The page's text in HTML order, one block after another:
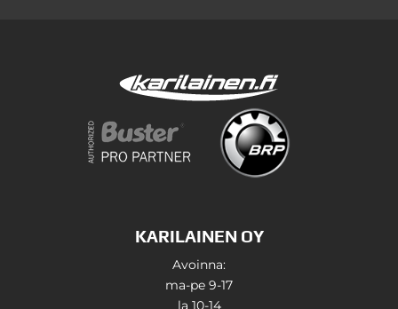
KARILAINEN OY
Avoinna:
ma-pe 9-17
la 10-14